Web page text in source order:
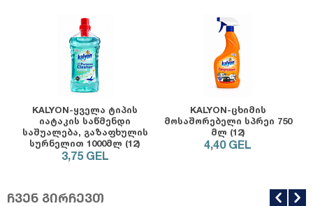
KALYON-ყველა ტიპის
იატაკის საწმენდი
საშუალება, გაზაფხულის
სურნელით 1000მლ (12)
3,75 GEL
KALYON-ცხიმის
მოსაშორებელი სპრეი 750
მლ (12)
4,40 GEL
ჩვენ გირჩევთ